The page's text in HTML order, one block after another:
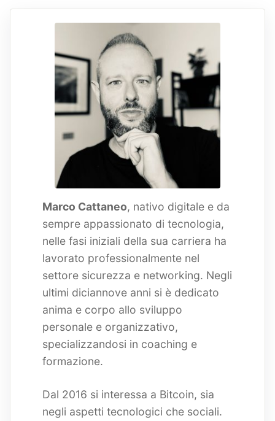
Marco Cattaneo, nativo digitale e da
sempre appassionato di tecnologia,
nelle fasi iniziali della sua carriera ha
lavorato professionalmente nel
settore sicurezza e networking. Negli
ultimi diciannove anni si è dedicato
anima e corpo allo sviluppo
personale e organizzativo,
specializzandosi in coaching e
formazione.
Dal 2016 si interessa a Bitcoin, sia
negli aspetti tecnologici che sociali.